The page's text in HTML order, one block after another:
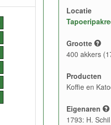
Locatie
Grootte
400 akkers
Producten
Koffie en
Eigenaren
1793: H.